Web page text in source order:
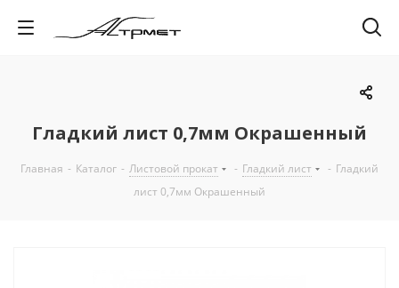
Гладкий лист 0,7мм Окрашенный
Главная - Каталог - Листовой прокат - Гладкий лист - Гладкий
лист 0,7мм Окрашенный